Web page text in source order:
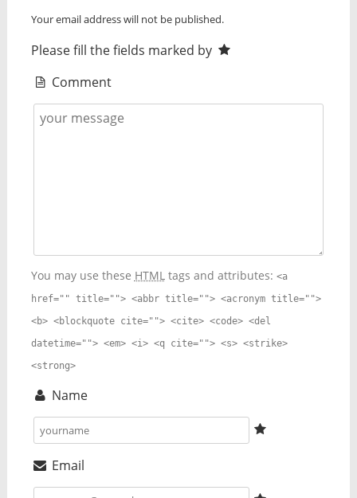
Your email address will not be published.
Please fill the fields marked by
Comment
You may use these HTMLtags and attributes: <a
href="" title=""> <abbr title=""> <acronym title="">
<b> <blockquote cite=""> <cite> <code> <del
datetime=""> <em> <i> <q cite=""> <s> <strike>
<strong>
Name
Email